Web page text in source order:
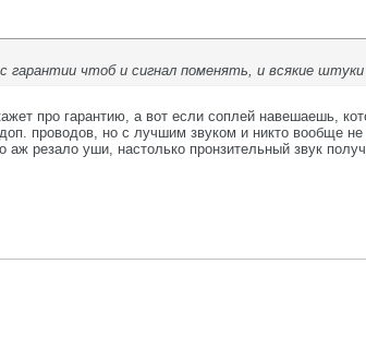
гарантии чтоб и сигнал поменять, и всякие
про гарантию, а вот если соплей навешаешь,
проводов, но с лучшим звуком и никто вообще
аж резало уши, настолько пронзительный звук